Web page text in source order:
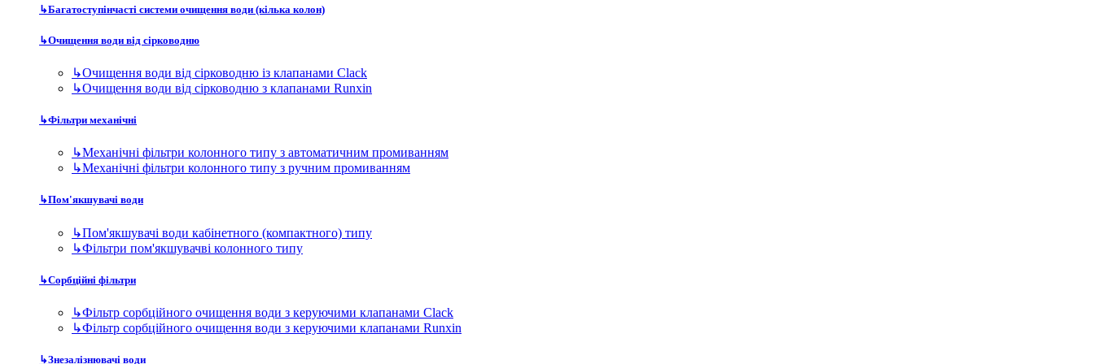
↳Багатоступінчасті системи очищення води (кілька колон)
↳Очищення води від сірководню
↳Очищення води від сірководню із клапанами Clack
↳Очищення води від сірководню з клапанами Runxin
↳Фільтри механічні
↳Механічні фільтри колонного типу з автоматичним промиванням
↳Механічні фільтри колонного типу з ручним промиванням
↳Пом'якшувачі води
↳Пом'якшувачі води кабінетного (компактного) типу
↳Фільтри пом'якшувачві колонного типу
↳Сорбційні фільтри
↳Фільтр сорбційного очищення води з керуючими клапанами Clack
↳Фільтр сорбційного очищення води з керуючими клапанами Runxin
↳Знезалізнювачі води